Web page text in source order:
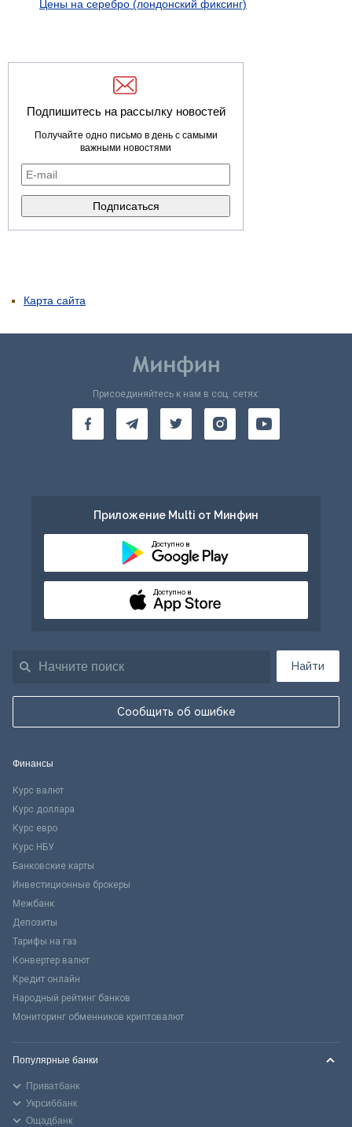
Цены на серебро (лондонский фиксинг)
Подпишитесь на рассылку новостей
Получайте одно письмо в день с самыми
важными новостями
Карта сайта
Найти
Сообщить об ошибке
Присоединяйтесь к нам в соц. сетях:
Приложение Multi от Минфин
Доступно в
Доступно в
Финансы
Курс валют
Курс доллара
Курс евро
Курс НБУ
Банковские карты
Инвестиционные брокеры
Межбанк
Депозиты
Тарифы на газ
Конвертер валют
Кредит онлайн
Народный рейтинг банков
Мониторинг обменников криптовалют
Популярные банки
Приватбанк
Укрсиббанк
Ощадбанк